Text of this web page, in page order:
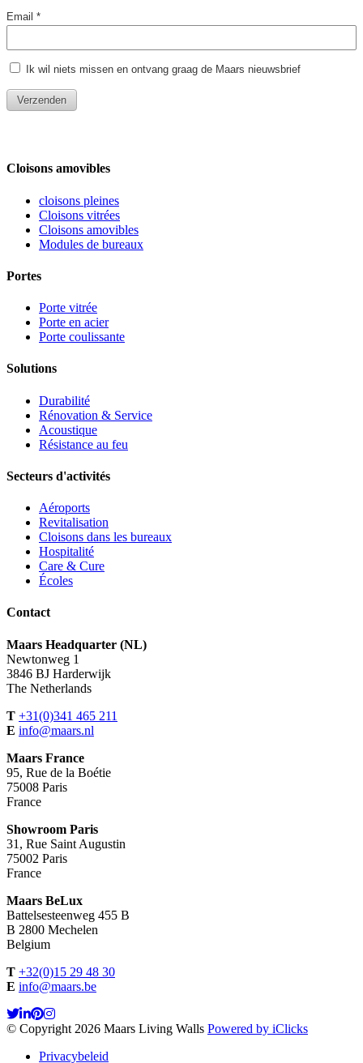
Cloisons amovibles
cloisons pleines
Cloisons vitrées
Cloisons amovibles
Modules de bureaux
Portes
Porte vitrée
Porte en acier
Porte coulissante
Solutions
Durabilité
Rénovation & Service
Acoustique
Résistance au feu
Secteurs d'activités
Aéroports
Revitalisation
Cloisons dans les bureaux
Hospitalité
Care & Cure
Écoles
Contact
Maars Headquarter (NL)
Newtonweg 1
3846 BJ Harderwijk
The Netherlands
T +31(0)341 465 211
E info@maars.nl
Maars France
95, Rue de la Boétie
75008 Paris
France
Showroom Paris
31, Rue Saint Augustin
75002 Paris
France
Maars BeLux
Battelsesteenweg 455 B
B 2800 Mechelen
Belgium
T +32(0)15 29 48 30
E info@maars.be
© Copyright 2026 Maars Living Walls Powered by iClicks
Privacybeleid